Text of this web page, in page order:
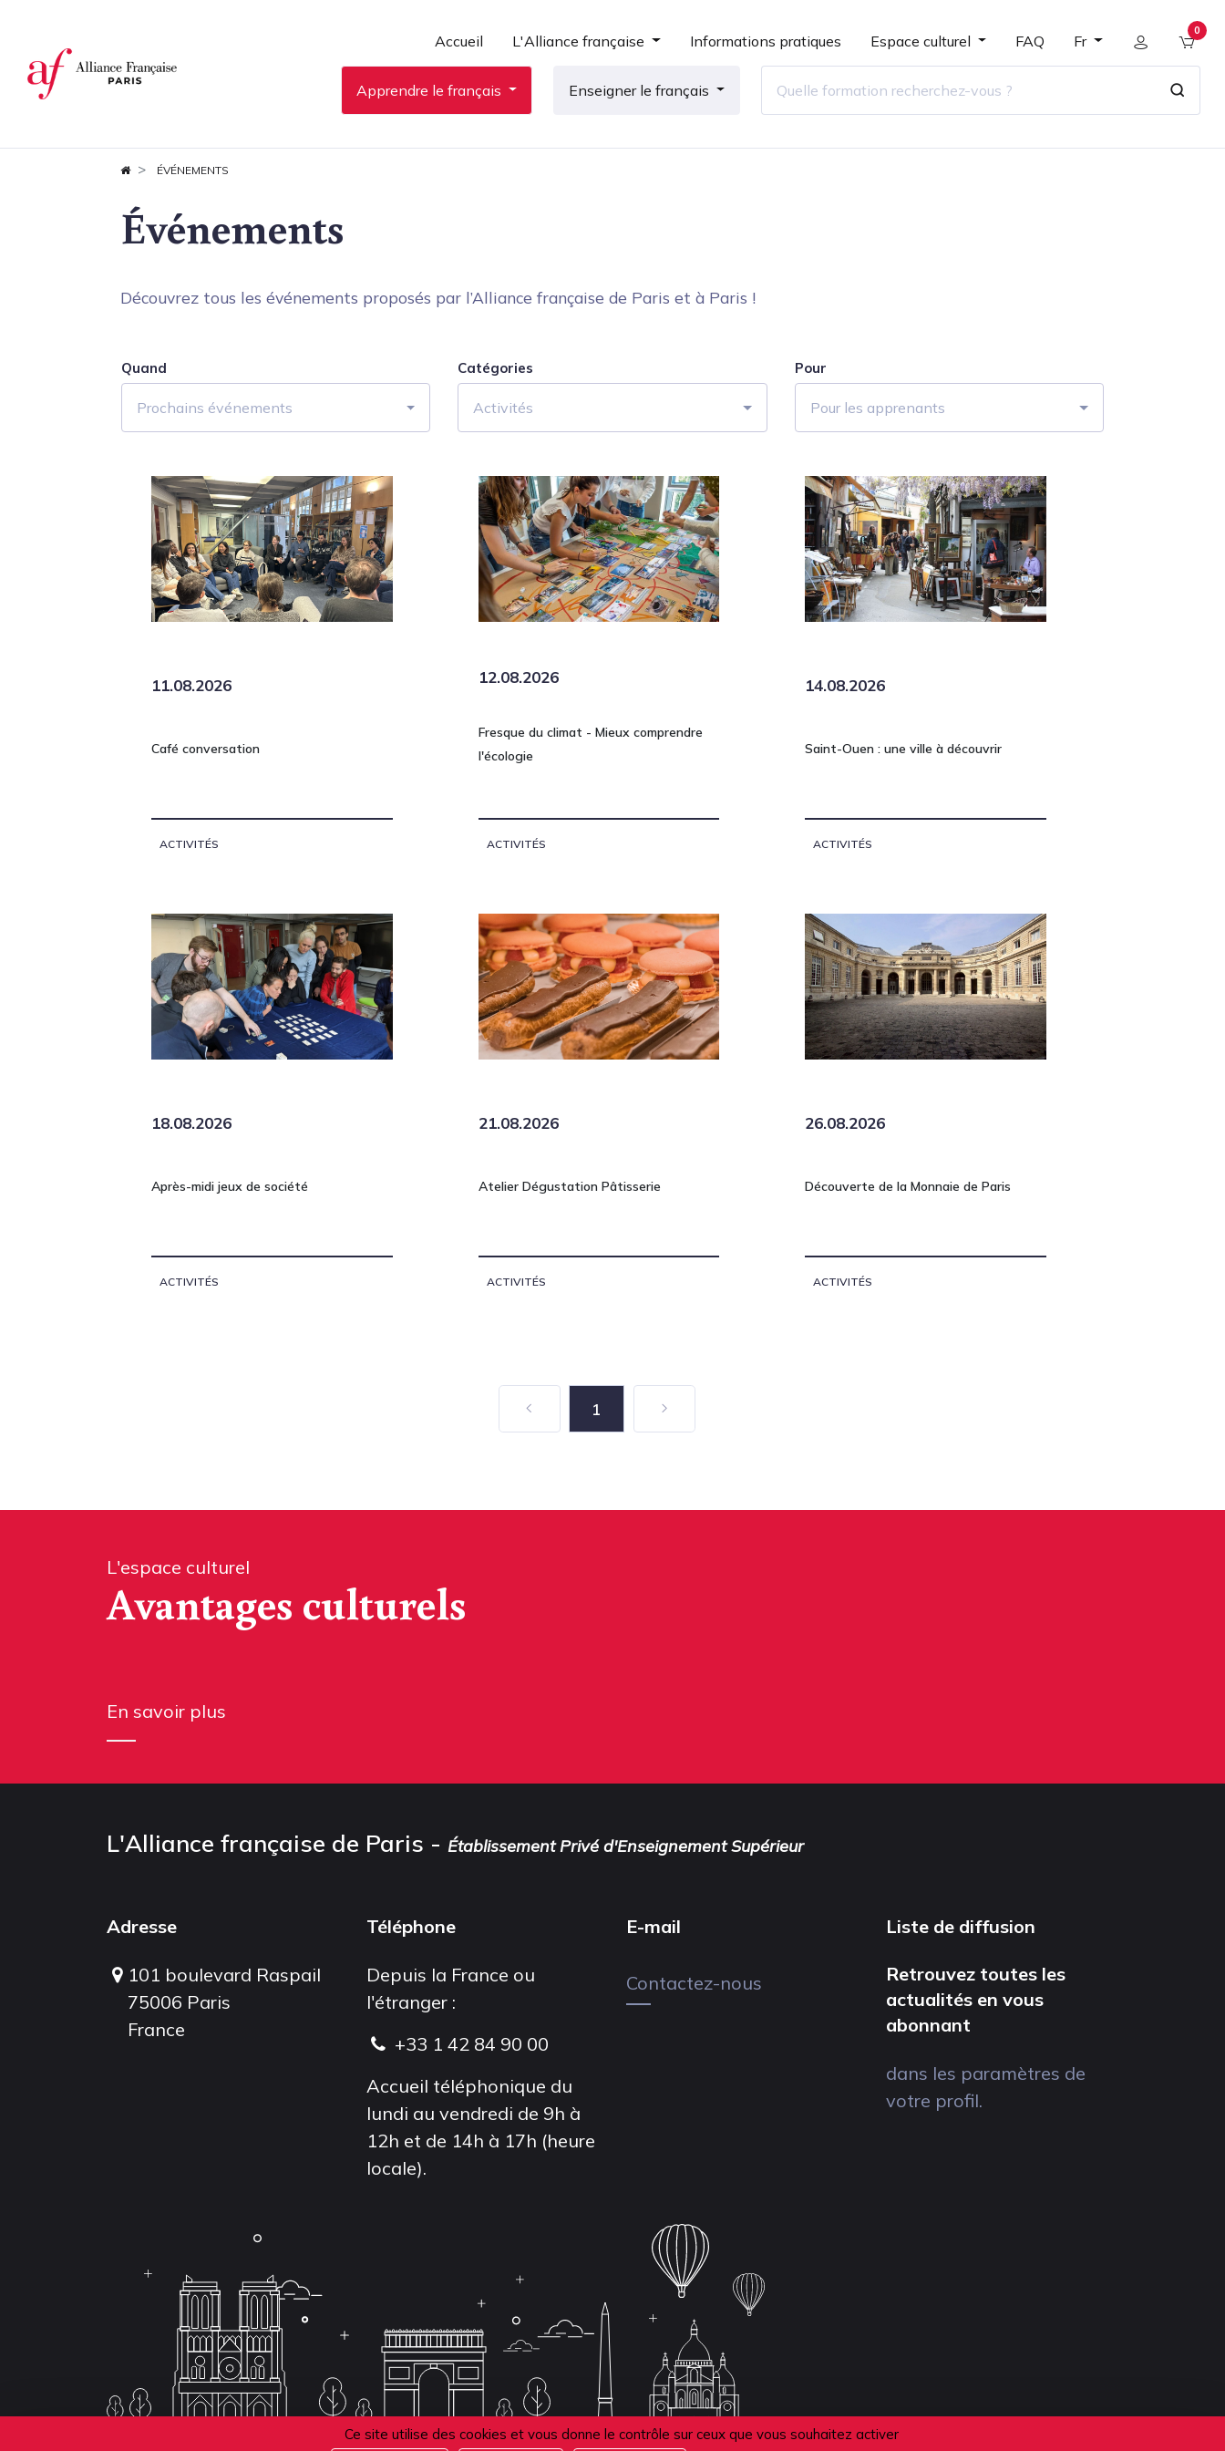
Ce site utilise des cookies et vous donne le contrôle sur ceux que vous souhaitez activer
Accueil L'Alliance française Informations pratiques Espace culturel FAQ Fr
0
Apprendre le français Enseigner le français
ÉVÉNEMENTS
Événements
Découvrez tous les événements proposés par l’Alliance française de Paris et à Paris !
Quand
Prochains événements
Catégories
Activités
Pour
Pour les apprenants
11.08.2026
Café conversation
ACTIVITÉS
12.08.2026
Fresque du climat - Mieux comprendre
l'écologie
ACTIVITÉS
14.08.2026
Saint-Ouen : une ville à découvrir
ACTIVITÉS
18.08.2026
Après-midi jeux de société
ACTIVITÉS
21.08.2026
Atelier Dégustation Pâtisserie
ACTIVITÉS
26.08.2026
Découverte de la Monnaie de Paris
ACTIVITÉS
1
L'espace culturel
Avantages culturels
En savoir plus
L'Alliance française de Paris - Établissement Privé d'Enseignement Supérieur
Adresse
101 boulevard Raspail
75006 Paris
France
Téléphone
Depuis la France ou
l'étranger :
+33 1 42 84 90 00
Accueil téléphonique du
lundi au vendredi de 9h à
12h et de 14h à 17h (heure
locale).
E-mail
Contactez-nous
Liste de diffusion
Retrouvez toutes les
actualités en vous
abonnant
dans les paramètres de
votre profil.